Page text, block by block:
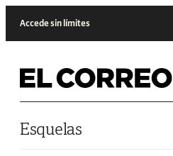
Accede sin límites
Esquelas